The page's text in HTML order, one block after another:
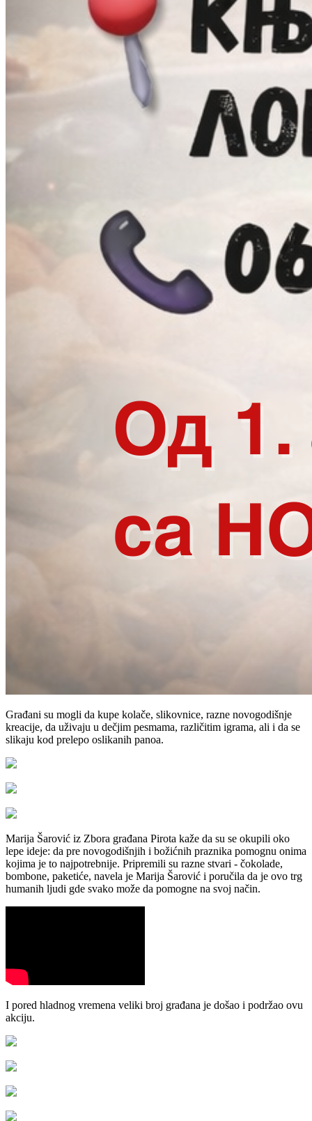
Građani su mogli da kupe kolače, slikovnice, razne novogodišnje
kreacije, da uživaju u dečjim pesmama, različitim igrama, ali i da se
slikaju kod prelepo oslikanih panoa.
Marija Šarović iz Zbora građana Pirota kaže da su se okupili oko
lepe ideje: da pre novogodišnjih i božićnih praznika pomognu onima
kojima je to najpotrebnije. Pripremili su razne stvari - čokolade,
bombone, paketiće, navela je Marija Šarović i poručila da je ovo trg
humanih ljudi gde svako može da pomogne na svoj način.
I pored hladnog vremena veliki broj građana je došao i podržao ovu
akciju.